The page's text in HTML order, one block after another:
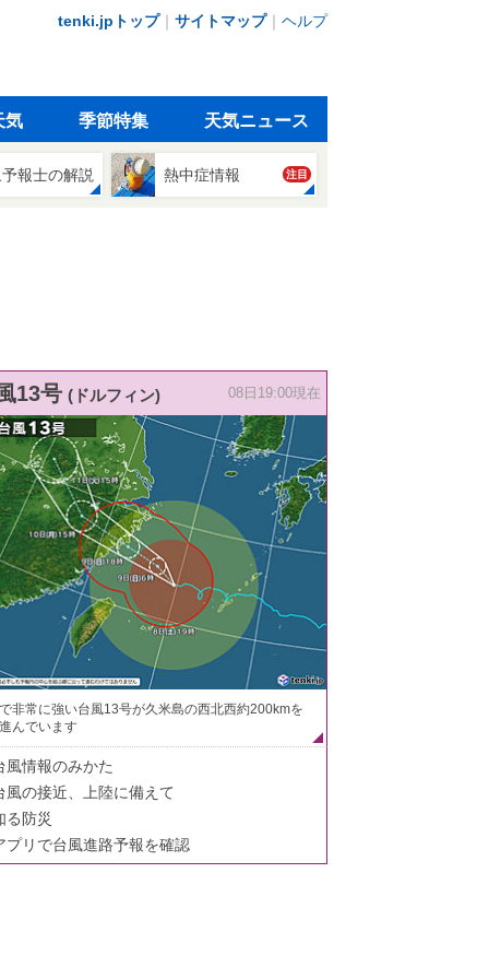
tenki.jpトップ｜ サイトマップ｜ ヘルプ
気 季節特集 天気ニュース
報士の解説 熱中症情報 注目
13号 (ドルフィン) 08日19:00現在
非常に強い台風13号が久米島の西北西約200kmを
んでいます
風情報のみかた
風の接近、上陸に備えて
る防災
プリで台風進路予報を確認